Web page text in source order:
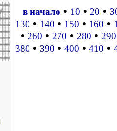
в начало • 10 • 20 •
130 • 140 • 150 • 160 •
• 260 • 270 • 280 • 290
380 • 390 • 400 • 410 •